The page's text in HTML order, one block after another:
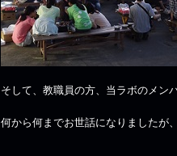
そして、教職員の方、当ラボのメン
何から何までお世話になりましたが